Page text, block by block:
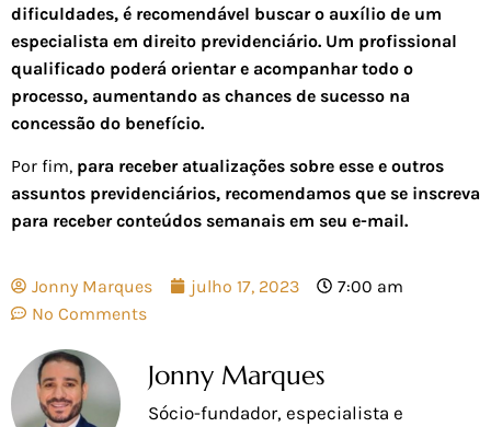
dificuldades, é recomendável buscar o auxílio de um
especialista em direito previdenciário. Um profissional
qualificado poderá orientar e acompanhar todo o
processo, aumentando as chances de sucesso na
concessão do benefício.
Por fim, para receber atualizações sobre esse e outros
assuntos previdenciários, recomendamos que se inscreva
para receber conteúdos semanais em seu e-mail.
Jonny Marques julho 17, 2023
7:00 am
No Comments
Jonny Marques
Sócio-fundador, especialista e